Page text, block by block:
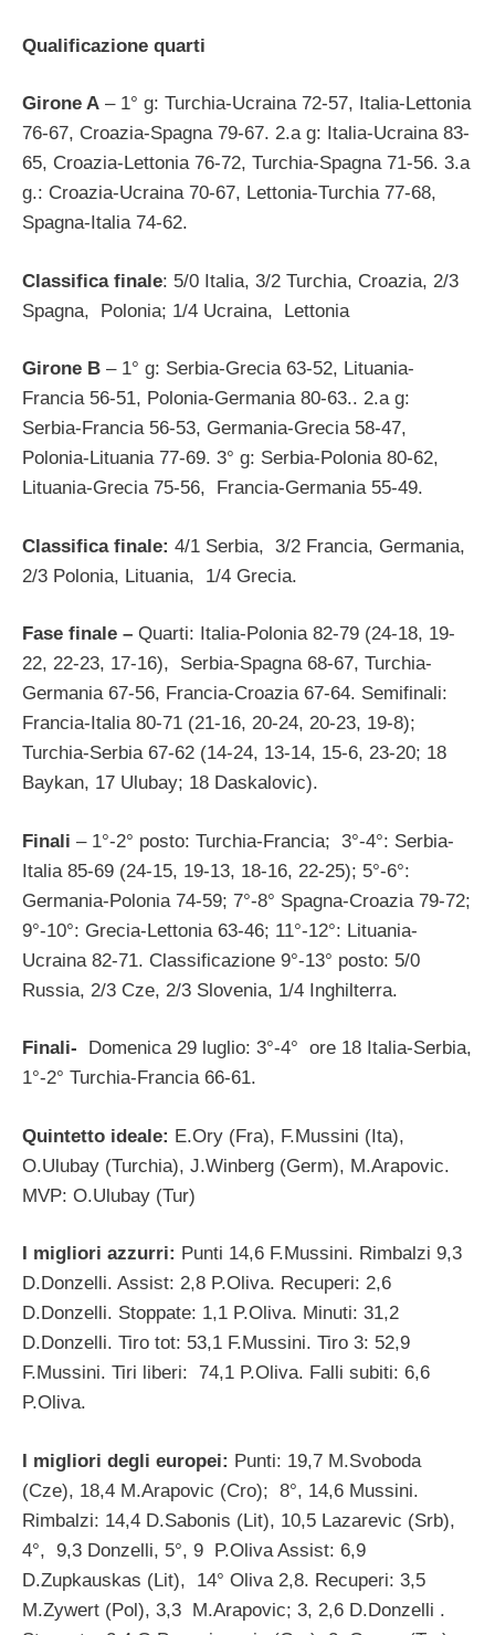
Qualificazione quarti
Girone A – 1° g: Turchia-Ucraina 72-57, Italia-Lettonia
76-67, Croazia-Spagna 79-67. 2.a g: Italia-Ucraina 83-
65, Croazia-Lettonia 76-72, Turchia-Spagna 71-56. 3.a
g.: Croazia-Ucraina 70-67, Lettonia-Turchia 77-68,
Spagna-Italia 74-62.
Classifica finale: 5/0 Italia, 3/2 Turchia, Croazia, 2/3
Spagna, Polonia; 1/4 Ucraina, Lettonia
Girone B – 1° g: Serbia-Grecia 63-52, Lituania-
Francia 56-51, Polonia-Germania 80-63.. 2.a g:
Serbia-Francia 56-53, Germania-Grecia 58-47,
Polonia-Lituania 77-69. 3° g: Serbia-Polonia 80-62,
Lituania-Grecia 75-56, Francia-Germania 55-49.
Classifica finale: 4/1 Serbia, 3/2 Francia, Germania,
2/3 Polonia, Lituania, 1/4 Grecia.
Fase finale – Quarti: Italia-Polonia 82-79 (24-18, 19-
22, 22-23, 17-16), Serbia-Spagna 68-67, Turchia-
Germania 67-56, Francia-Croazia 67-64. Semifinali:
Francia-Italia 80-71 (21-16, 20-24, 20-23, 19-8);
Turchia-Serbia 67-62 (14-24, 13-14, 15-6, 23-20; 18
Baykan, 17 Ulubay; 18 Daskalovic).
Finali – 1°-2° posto: Turchia-Francia; 3°-4°: Serbia-
Italia 85-69 (24-15, 19-13, 18-16, 22-25); 5°-6°:
Germania-Polonia 74-59; 7°-8° Spagna-Croazia 79-72;
9°-10°: Grecia-Lettonia 63-46; 11°-12°: Lituania-
Ucraina 82-71. Classificazione 9°-13° posto: 5/0
Russia, 2/3 Cze, 2/3 Slovenia, 1/4 Inghilterra.
Finali- Domenica 29 luglio: 3°-4° ore 18 Italia-Serbia,
1°-2° Turchia-Francia 66-61.
Quintetto ideale: E.Ory (Fra), F.Mussini (Ita),
O.Ulubay (Turchia), J.Winberg (Germ), M.Arapovic.
MVP: O.Ulubay (Tur)
I migliori azzurri: Punti 14,6 F.Mussini. Rimbalzi 9,3
D.Donzelli. Assist: 2,8 P.Oliva. Recuperi: 2,6
D.Donzelli. Stoppate: 1,1 P.Oliva. Minuti: 31,2
D.Donzelli. Tiro tot: 53,1 F.Mussini. Tiro 3: 52,9
F.Mussini. Tiri liberi: 74,1 P.Oliva. Falli subiti: 6,6
P.Oliva.
I migliori degli europei: Punti: 19,7 M.Svoboda
(Cze), 18,4 M.Arapovic (Cro); 8°, 14,6 Mussini.
Rimbalzi: 14,4 D.Sabonis (Lit), 10,5 Lazarevic (Srb),
4°, 9,3 Donzelli, 5°, 9 P.Oliva Assist: 6,9
D.Zupkauskas (Lit), 14° Oliva 2,8. Recuperi: 3,5
M.Zywert (Pol), 3,3 M.Arapovic; 3, 2,6 D.Donzelli .